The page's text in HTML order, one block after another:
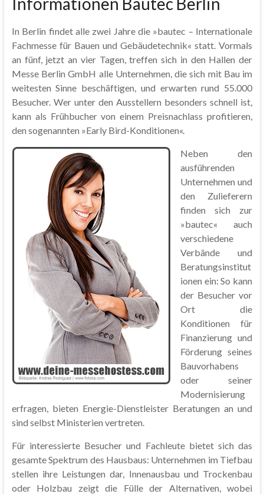
In Berlin findet alle zwei Jahre die »bautec – Internationale
Fachmesse für Bauen und Gebäudetechnik« statt. Vormals
an fünf, jetzt an vier Tagen, treffen sich in den Hallen der
Messe Berlin GmbH alle Unternehmen, die sich mit Bau im
weitesten Sinne beschäftigen, und erwarten rund 55.000
Besucher. Wer unter den Ausstellern besonders schnell ist,
kann als Frühbucher von einem Preisnachlass profitieren,
den sogenannten »Early Bird-Konditionen«.
Neben den
ausführenden
Unternehmen und
den Zulieferern
finden sich zur
»bautec« auch
verschiedene
Verbände und
Beratungsinstitut
ionen ein: So kann
der Besucher vor
Ort die
Konditionen für
Finanzierung und
Förderung seines
Bauvorhabens
oder seiner
Modernisierung
erfragen, bieten Energie-Dienstleister Beratungen an und
sind selbst Ministerien vertreten.
Für interessierte Besucher und Fachleute bietet sich das
gesamte Spektrum des Hausbaus: Unternehmen im Tiefbau
stellen ihre Leistungen dar, Innenausbau und Trockenbau
oder Holzbau zeigt die Fülle der Alternativen, wobei